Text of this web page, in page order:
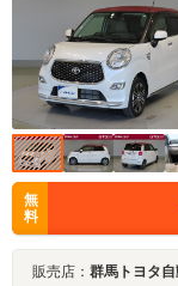
無
料
販売店： 群馬トヨタ